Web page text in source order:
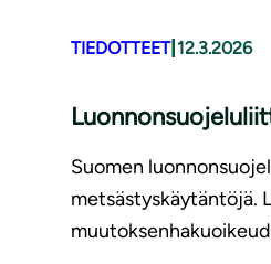
TIEDOTTEET| 12.3.2026
Suomen
metsästyskäytäntöjä.